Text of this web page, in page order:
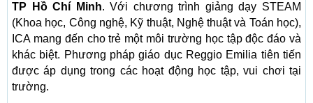
TP Hồ Chí Minh. Với chương trình giảng dạy STEAM
(Khoa học, Công nghệ, Kỹ thuật, Nghệ thuật và Toán học),
ICA mang đến cho trẻ một môi trường học tập độc đáo và
khác biệt. Phương pháp giáo dục Reggio Emilia tiên tiến
được áp dụng trong các hoạt động học tập, vui chơi tại
trường.